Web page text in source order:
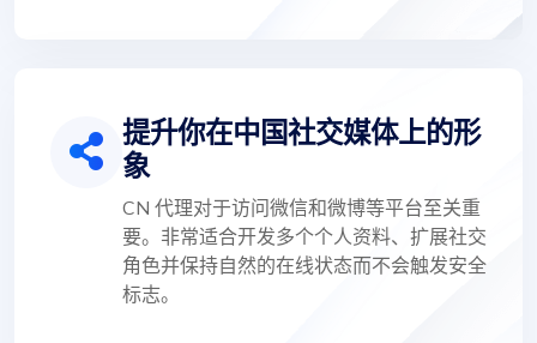
提升你在中国社交媒体上的形
象
CN 代理对于访问微信和微博等平台至关重
要。非常适合开发多个个人资料、扩展社交
角色并保持自然的在线状态而不会触发安全
标志。